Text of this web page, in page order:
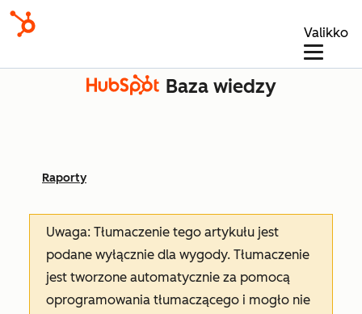
Valikko
Baza wiedzy
Raporty
Uwaga: Tłumaczenie tego artykułu jest
podane wyłącznie dla wygody. Tłumaczenie
jest tworzone automatycznie za pomocą
oprogramowania tłumaczącego i mogło nie